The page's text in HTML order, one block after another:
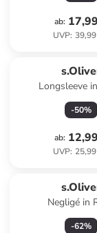
ab:
UVP:
Longsleeve
-50%
ab:
UVP:
Negligé in
-62%